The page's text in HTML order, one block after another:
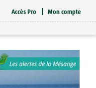
Accès Pro Mon compte